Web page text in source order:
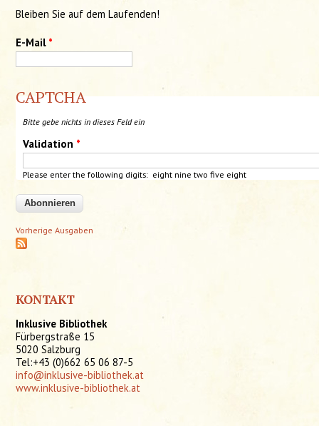
Bleiben Sie auf dem Laufenden!
E-Mail *
CAPTCHA
Bitte gebe nichts in dieses Feld ein
Validation *
Please enter the following digits: eight nine two five eight
Vorherige Ausgaben
KONTAKT
Inklusive Bibliothek
Fürbergstraße 15
5020 Salzburg
Tel:+43 (0)662 65 06 87-5
info@inklusive-bibliothek.at
www.inklusive-bibliothek.at